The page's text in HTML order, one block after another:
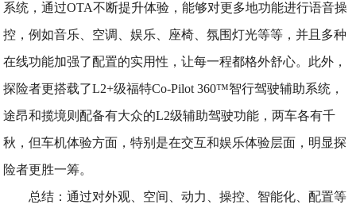
系统，通过OTA不断提升体验，能够对更多地功能进行语音操
控，例如音乐、空调、娱乐、座椅、氛围灯光等等，并且多种
在线功能加强了配置的实用性，让每一程都格外舒心。此外，
探险者更搭载了L2+级福特Co-Pilot 360™智行驾驶辅助系统，
途昂和揽境则配备有大众的L2级辅助驾驶功能，两车各有千
秋，但车机体验方面，特别是在交互和娱乐体验层面，明显探
险者更胜一筹。
总结：通过对外观、空间、动力、操控、智能化、配置等